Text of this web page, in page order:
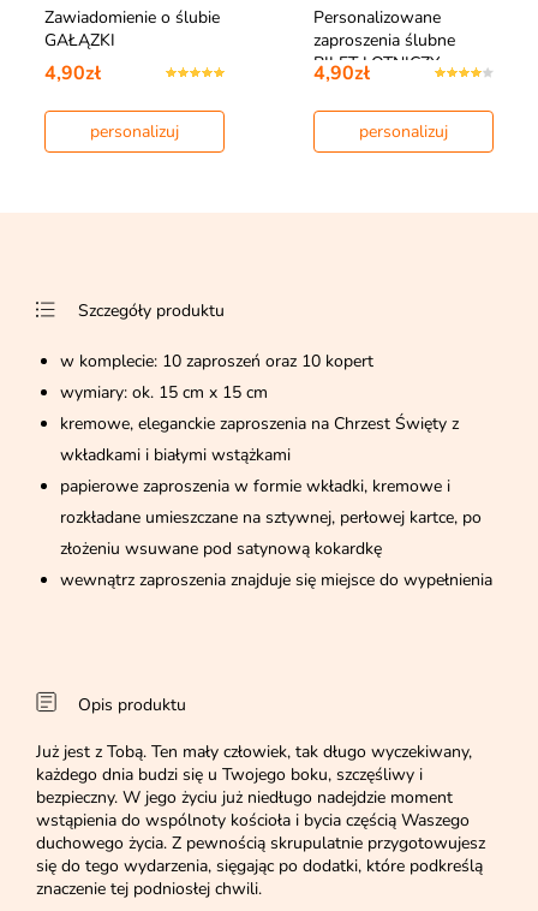
Zawiadomienie o ślubie
GAŁĄZKI
4,90zł
personalizuj
Personalizowane
zaproszenia ślubne
BILET LOTNICZY
4,90zł
personalizuj
Szczegóły produktu
w komplecie: 10 zaproszeń oraz 10 kopert
wymiary: ok. 15 cm x 15 cm
kremowe, eleganckie zaproszenia na Chrzest Święty z
wkładkami i białymi wstążkami
papierowe zaproszenia w formie wkładki, kremowe i
rozkładane umieszczane na sztywnej, perłowej kartce, po
złożeniu wsuwane pod satynową kokardkę
wewnątrz zaproszenia znajduje się miejsce do wypełnienia
Opis produktu
Już jest z Tobą. Ten mały człowiek, tak długo wyczekiwany,
każdego dnia budzi się u Twojego boku, szczęśliwy i
bezpieczny. W jego życiu już niedługo nadejdzie moment
wstąpienia do wspólnoty kościoła i bycia częścią Waszego
duchowego życia. Z pewnością skrupulatnie przygotowujesz
się do tego wydarzenia, sięgając po dodatki, które podkreślą
znaczenie tej podniosłej chwili.